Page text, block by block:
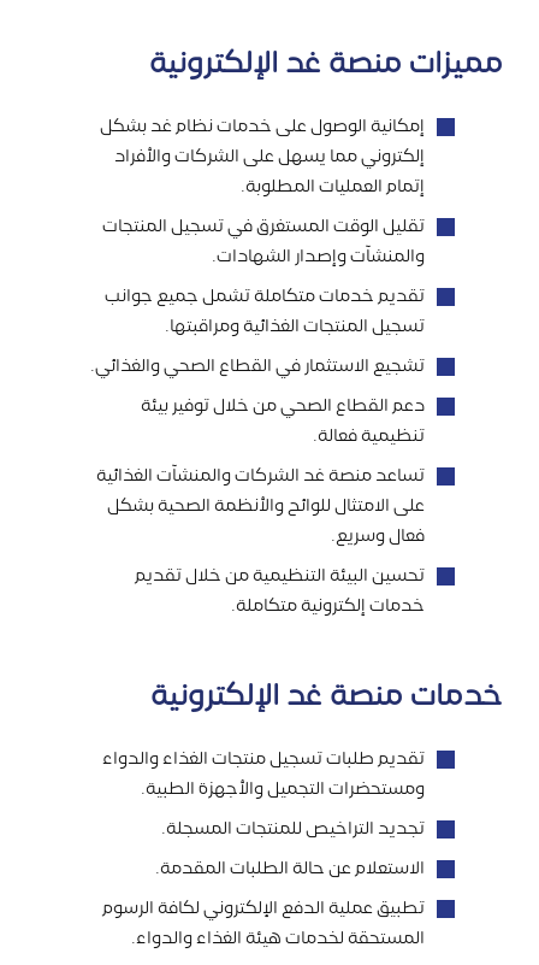
مميزات منصة غد الإلكترونية
إمكانية الوصول على خدمات نظام غد بشكل
إلكتروني مما يسهل على الشركات والأفراد
إتمام العمليات المطلوبة.
تقليل الوقت المستغرق في تسجيل المنتجات
والمنشآت وإصدار الشهادات.
تقديم خدمات متكاملة تشمل جميع جوانب
تسجيل المنتجات الغذائية ومراقبتها.
تشجيع الاستثمار في القطاع الصحي والغذائي.
دعم القطاع الصحي من خلال توفير بيئة
تنظيمية فعالة.
تساعد منصة غد الشركات والمنشآت الغذائية
على الامتثال للوائح والأنظمة الصحية بشكل
فعال وسريع.
تحسين البيئة التنظيمية من خلال تقديم
خدمات إلكترونية متكاملة.
خدمات منصة غد الإلكترونية
تقديم طلبات تسجيل منتجات الغذاء والدواء
ومستحضرات التجميل والأجهزة الطبية.
تجديد التراخيص للمنتجات المسجلة.
الاستعلام عن حالة الطلبات المقدمة.
تطبيق عملية الدفع الإلكتروني لكافة الرسوم
المستحقة لخدمات هيئة الغذاء والدواء.